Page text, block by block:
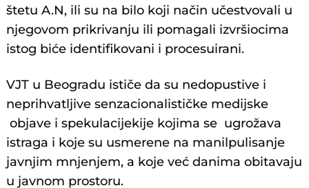
štetu A.N, ili su na bilo koji način učestvovali u
njegovom prikrivanju ili pomagali izvršiocima
istog biće identifikovani i procesuirani.
VJT u Beogradu ističe da su nedopustive i
neprihvatljive senzacionalističke medijske
objave i spekulacijekije kojima se ugrožava
istraga i koje su usmerene na manilpulisanje
javnjim mnjenjem, a koje već danima obitavaju
u javnom prostoru.